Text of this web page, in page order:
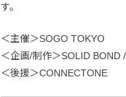
す。
＜主催＞SOGO TOKYO
＜企画/制作＞SOLID BOND
＜後援＞CONNECTONE